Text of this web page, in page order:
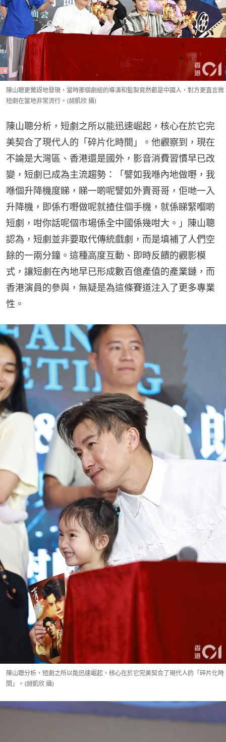
陳山聰更驚訝地發現，當時那個劇組的導演和監製竟然都是中國人，對方更直言微
短劇在當地非常流行。(胡凱欣 攝)
陳山聰分析，短劇之所以能迅速崛起，核心在於它完
美契合了現代人的「碎片化時間」。他觀察到，現在
不論是大灣區、香港還是國外，影音消費習慣早已改
變，短劇已成為主流趨勢：「譬如我喺內地做嘢，我
喺個升降機度睇，睇一啲呢譬如外賣哥哥，佢哋一入
升降機，即係冇嘢做呢就揸住個手機，就係睇緊嗰啲
短劇，咁你話呢個市場係全中國係幾咁大。」陳山聰
認為，短劇並非要取代傳統戲劇，而是填補了人們空
餘的一兩分鐘。這種高度互動、即時反饋的觀影模
式，讓短劇在內地早已形成數百億產值的產業鏈，而
香港演員的參與，無疑是為這條賽道注入了更多專業
性。
陳山聰分析，短劇之所以能迅速崛起，核心在於它完美契合了現代人的「碎片化時
間」。(胡凱欣 攝)